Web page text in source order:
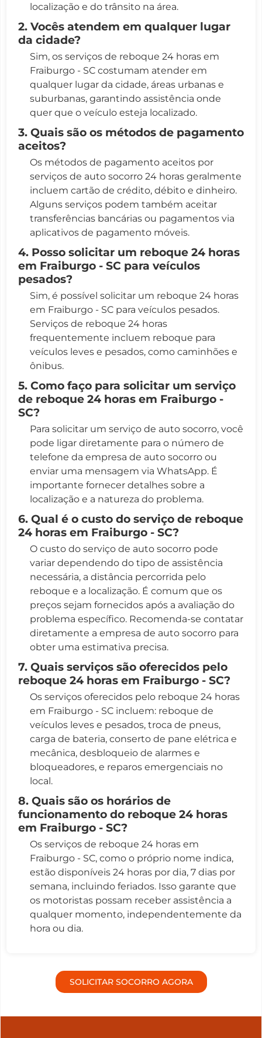
localização e do trânsito na área.
2. Vocês atendem em qualquer lugar
da cidade?
Sim, os serviços de reboque 24 horas em
Fraiburgo - SC costumam atender em
qualquer lugar da cidade, áreas urbanas e
suburbanas, garantindo assistência onde
quer que o veículo esteja localizado.
3. Quais são os métodos de pagamento
aceitos?
Os métodos de pagamento aceitos por
serviços de auto socorro 24 horas geralmente
incluem cartão de crédito, débito e dinheiro.
Alguns serviços podem também aceitar
transferências bancárias ou pagamentos via
aplicativos de pagamento móveis.
4. Posso solicitar um reboque 24 horas
em Fraiburgo - SC para veículos
pesados?
Sim, é possível solicitar um reboque 24 horas
em Fraiburgo - SC para veículos pesados.
Serviços de reboque 24 horas
frequentemente incluem reboque para
veículos leves e pesados, como caminhões e
ônibus.
5. Como faço para solicitar um serviço
de reboque 24 horas em Fraiburgo -
SC?
Para solicitar um serviço de auto socorro, você
pode ligar diretamente para o número de
telefone da empresa de auto socorro ou
enviar uma mensagem via WhatsApp. É
importante fornecer detalhes sobre a
localização e a natureza do problema.
6. Qual é o custo do serviço de reboque
24 horas em Fraiburgo - SC?
O custo do serviço de auto socorro pode
variar dependendo do tipo de assistência
necessária, a distância percorrida pelo
reboque e a localização. É comum que os
preços sejam fornecidos após a avaliação do
problema específico. Recomenda-se contatar
diretamente a empresa de auto socorro para
obter uma estimativa precisa.
7. Quais serviços são oferecidos pelo
reboque 24 horas em Fraiburgo - SC?
Os serviços oferecidos pelo reboque 24 horas
em Fraiburgo - SC incluem: reboque de
veículos leves e pesados, troca de pneus,
carga de bateria, conserto de pane elétrica e
mecânica, desbloqueio de alarmes e
bloqueadores, e reparos emergenciais no
local.
8. Quais são os horários de
funcionamento do reboque 24 horas
em Fraiburgo - SC?
Os serviços de reboque 24 horas em
Fraiburgo - SC, como o próprio nome indica,
estão disponíveis 24 horas por dia, 7 dias por
semana, incluindo feriados. Isso garante que
os motoristas possam receber assistência a
qualquer momento, independentemente da
hora ou dia.
SOLICITAR SOCORRO AGORA